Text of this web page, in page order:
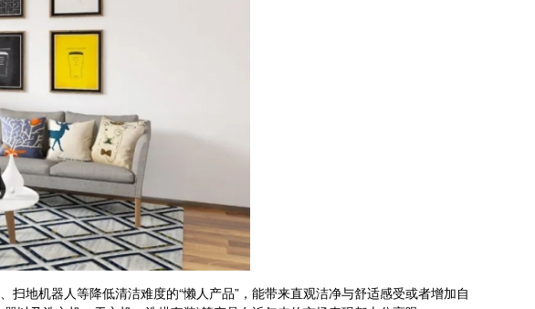
地机器人等降低清洁难度的“懒人产品”，能带来直观洁净与舒适感受或者增加自